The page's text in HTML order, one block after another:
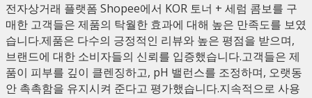
전자상거래 플랫폼 Shopee에서 KOR 토너 + 세럼 콤보를 구
매한 고객들은 제품의 탁월한 효과에 대해 높은 만족도를 보였
습니다.제품은 다수의 긍정적인 리뷰와 높은 평점을 받으며,
브랜드에 대한 소비자들의 신뢰를 입증했습니다.고객들은 제
품이 피부를 깊이 클렌징하고, pH 밸런스를 조정하며, 오랫동
안 촉촉함을 유지시켜 준다고 평가했습니다.지속적으로 사용